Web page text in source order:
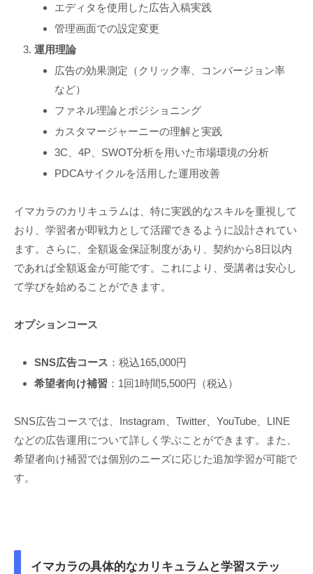
エディタを使用した広告入稿実践
管理画面での設定変更
運用理論
広告の効果測定（クリック率、コンバージョン率
など）
ファネル理論とポジショニング
カスタマージャーニーの理解と実践
3C、4P、SWOT分析を用いた市場環境の分析
PDCAサイクルを活用した運用改善
イマカラのカリキュラムは、特に実践的なスキルを重視して
おり、学習者が即戦力として活躍できるように設計されてい
ます。さらに、全額返金保証制度があり、契約から8日以内
であれば全額返金が可能です。これにより、受講者は安心し
て学びを始めることができます。
オプションコース
SNS広告コース ：税込165,000円
希望者向け補習 ：1回1時間5,500円（税込）
SNS広告コースでは、Instagram、Twitter、YouTube、LINE
などの広告運用について詳しく学ぶことができます。また、
希望者向け補習では個別のニーズに応じた追加学習が可能で
す。
イマカラの具体的なカリキュラムと学習ステッ